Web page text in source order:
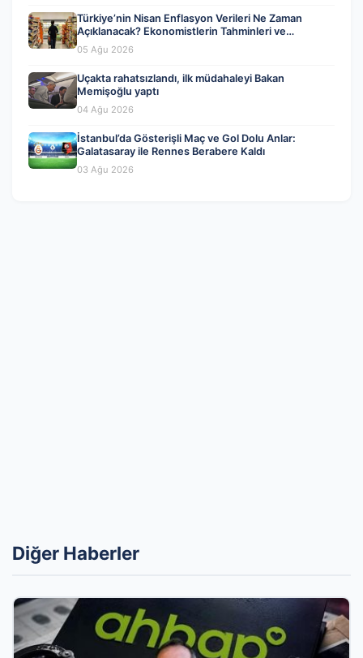
Türkiye’nin Nisan Enflasyon Verileri Ne Zaman
Açıklanacak? Ekonomistlerin Tahminleri ve
Beklentiler
05 Ağu 2026
Uçakta rahatsızlandı, ilk müdahaleyi Bakan
Memişoğlu yaptı
04 Ağu 2026
İstanbul’da Gösterişli Maç ve Gol Dolu Anlar:
Galatasaray ile Rennes Berabere Kaldı
03 Ağu 2026
Diğer Haberler